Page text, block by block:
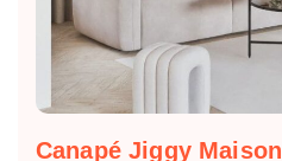
Canapé Jiggy